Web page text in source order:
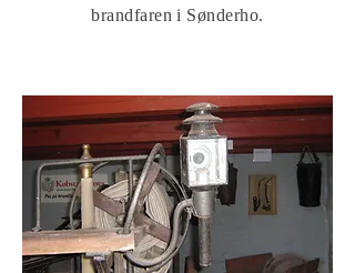
brandfaren i Sønderho.